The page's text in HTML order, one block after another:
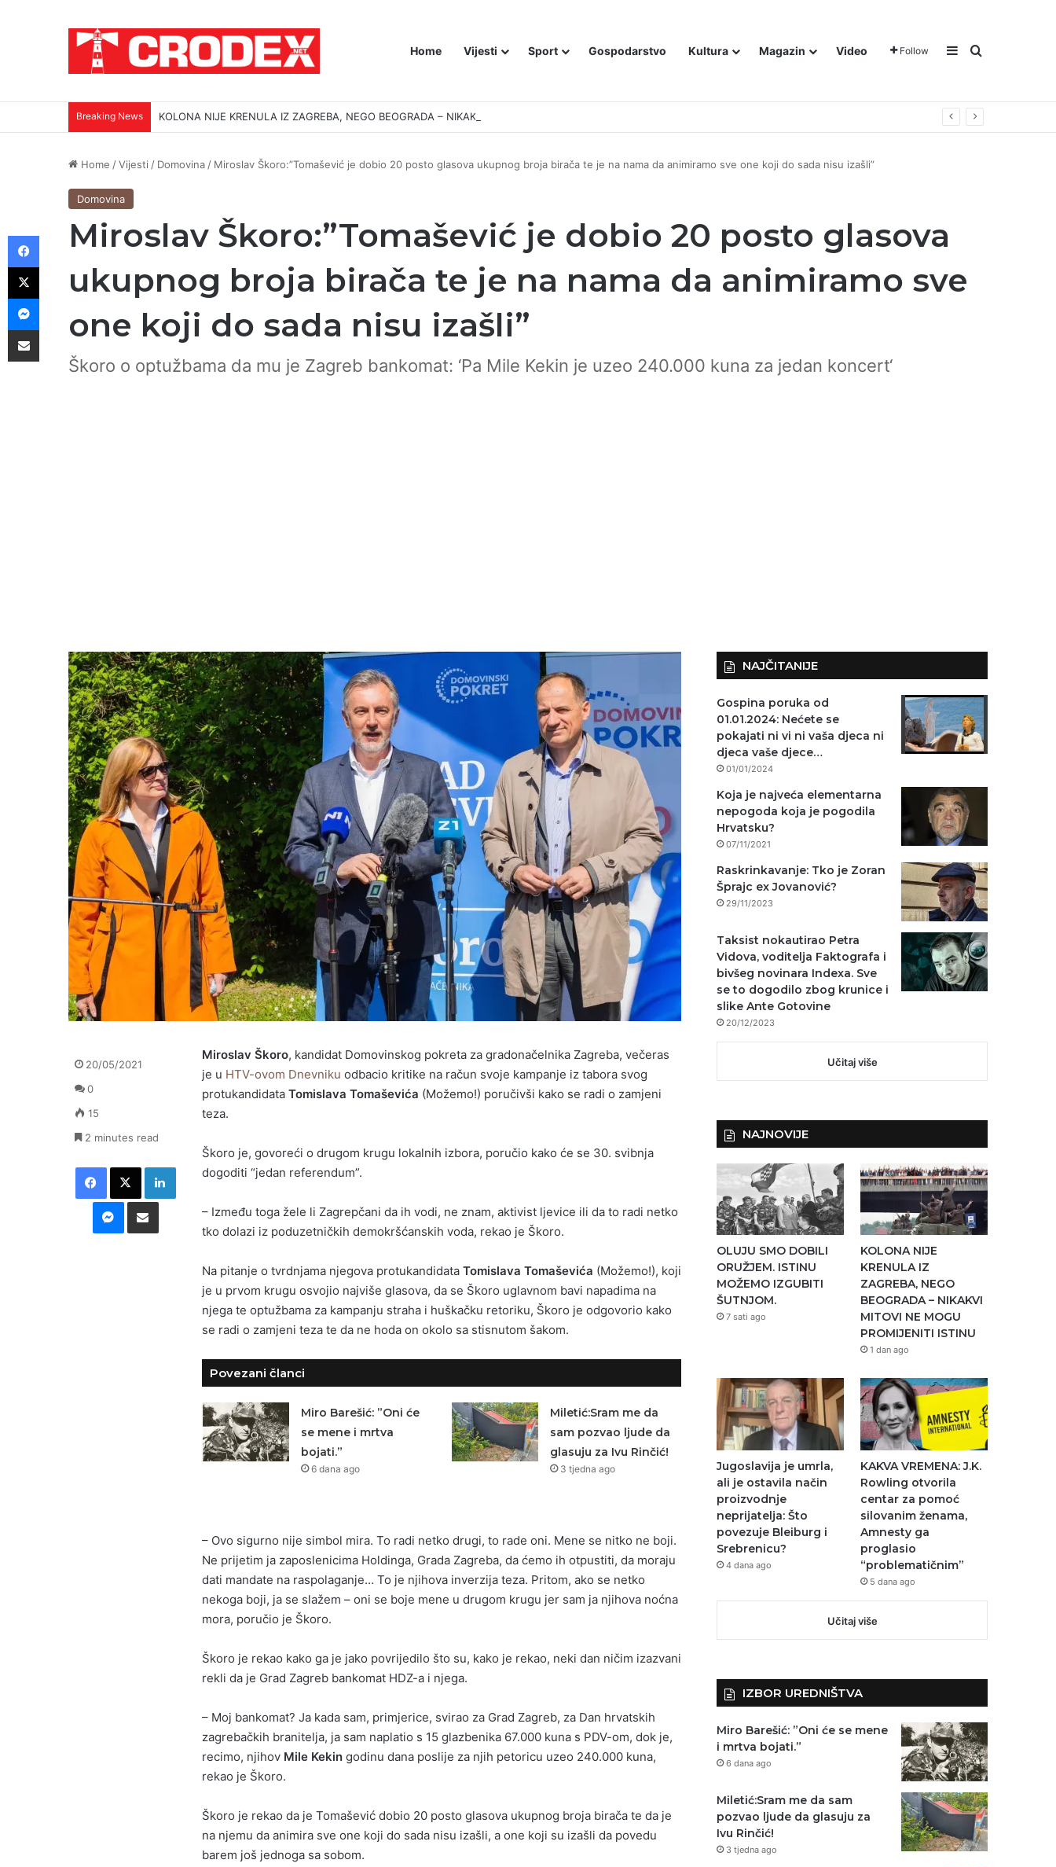
Home Vijesti Sport Gospodarstvo Kultura Magazin Video Follow Sidebar
Traži
Breaking News KOLONA NIJE KRENULA IZ ZAGREBA, NEGO BEOGRADA – NIKAKVI MITOVI NE MOGU PROMIJENITI ISTINU
Home /Vijesti / Domovina / Miroslav Škoro:”Tomašević je dobio 20 posto glasova ukupnog broja birača te je na nama da animiramo sve one koji do sada nisu izašli”
Domovina
Miroslav Škoro:”Tomašević je dobio 20 posto glasova
ukupnog broja birača te je na nama da animiramo sve
one koji do sada nisu izašli”
Škoro o optužbama da mu je Zagreb bankomat: ‘Pa Mile Kekin je uzeo 240.000 kuna za jedan koncert‘
Miroslav Škoro, kandidat Domovinskog pokreta za gradonačelnika Zagreba, večeras
je u HTV-ovom Dnevniku odbacio kritike na račun svoje kampanje iz tabora svog
protukandidata Tomislava Tomaševića (Možemo!) poručivši kako se radi o zamjeni
teza.
Škoro je, govoreći o drugom krugu lokalnih izbora, poručio kako će se 30. svibnja
dogoditi “jedan referendum”.
– Između toga žele li Zagrepčani da ih vodi, ne znam, aktivist ljevice ili da to radi netko
tko dolazi iz poduzetničkih demokršćanskih voda, rekao je Škoro.
Na pitanje o tvrdnjama njegova protukandidata Tomislava Tomaševića (Možemo!), koji
je u prvom krugu osvojio najviše glasova, da se Škoro uglavnom bavi napadima na
njega te optužbama za kampanju straha i huškačku retoriku, Škoro je odgovorio kako
se radi o zamjeni teza te da ne hoda on okolo sa stisnutom šakom.
Povezani članci
Miro Barešić: ”Oni će
se mene i mrtva
bojati.”
6 dana ago
Miletić:Sram me da
sam pozvao ljude da
glasuju za Ivu Rinčić!
3 tjedna ago
– Ovo sigurno nije simbol mira. To radi netko drugi, to rade oni. Mene se nitko ne boji.
Ne prijetim ja zaposlenicima Holdinga, Grada Zagreba, da ćemo ih otpustiti, da moraju
dati mandate na raspolaganje… To je njihova inverzija teza. Pritom, ako se netko
nekoga boji, ja se slažem – oni se boje mene u drugom krugu jer sam ja njihova noćna
mora, poručio je Škoro.
Škoro je rekao kako ga je jako povrijedilo što su, kako je rekao, neki dan ničim izazvani
rekli da je Grad Zagreb bankomat HDZ-a i njega.
– Moj bankomat? Ja kada sam, primjerice, svirao za Grad Zagreb, za Dan hrvatskih
zagrebačkih branitelja, ja sam naplatio s 15 glazbenika 67.000 kuna s PDV-om, dok je,
recimo, njihov Mile Kekin godinu dana poslije za njih petoricu uzeo 240.000 kuna,
rekao je Škoro.
Škoro je rekao da je Tomašević dobio 20 posto glasova ukupnog broja birača te da je
na njemu da animira sve one koji do sada nisu izašli, a one koji su izašli da povedu
barem još jednoga sa sobom.
20/05/2021
0
15
2 minutes read
Facebook
X LinkedIn
Messenger
Podijeli putem E-maila
NAJČITANIJE
Gospina poruka od
01.01.2024: Nećete se
pokajati ni vi ni vaša djeca ni
djeca vaše djece…
01/01/2024
Koja je najveća elementarna
nepogoda koja je pogodila
Hrvatsku?
07/11/2021
Raskrinkavanje: Tko je Zoran
Šprajc ex Jovanović?
29/11/2023
Taksist nokautirao Petra
Vidova, voditelja Faktografa i
bivšeg novinara Indexa. Sve
se to dogodilo zbog krunice i
slike Ante Gotovine
20/12/2023
Učitaj više
NAJNOVIJE
OLUJU SMO DOBILI
ORUŽJEM. ISTINU
MOŽEMO IZGUBITI
ŠUTNJOM.
7 sati ago
KOLONA NIJE
KRENULA IZ
ZAGREBA, NEGO
BEOGRADA – NIKAKVI
MITOVI NE MOGU
PROMIJENITI ISTINU
1 dan ago
Jugoslavija je umrla,
ali je ostavila način
proizvodnje
neprijatelja: Što
povezuje Bleiburg i
Srebrenicu?
4 dana ago
KAKVA VREMENA: J.K.
Rowling otvorila
centar za pomoć
silovanim ženama,
Amnesty ga
proglasio
“problematičnim”
5 dana ago
Učitaj više
IZBOR UREDNIŠTVA
Miro Barešić: ”Oni će se mene
i mrtva bojati.”
6 dana ago
Miletić:Sram me da sam
pozvao ljude da glasuju za
Ivu Rinčić!
3 tjedna ago
Facebook
X
Messenger
Podijeli putem E-maila